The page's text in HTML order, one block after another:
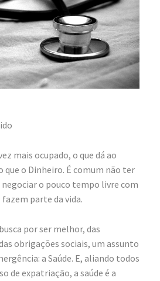
mais ocupado, o que dá ao
que o Dinheiro. É comum não ter
negociar o pouco tempo livre com
parte da vida.
por ser melhor, das
obrigações sociais, um assunto
a Saúde. E, aliando todos
de expatriação, a saúde é a